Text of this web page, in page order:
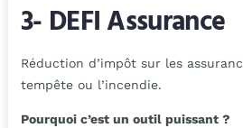
3- DEFI Assurance
Réduction d’impôt sur les
tempête ou l’incendie.
Pourquoi c’est un outil puissant ?